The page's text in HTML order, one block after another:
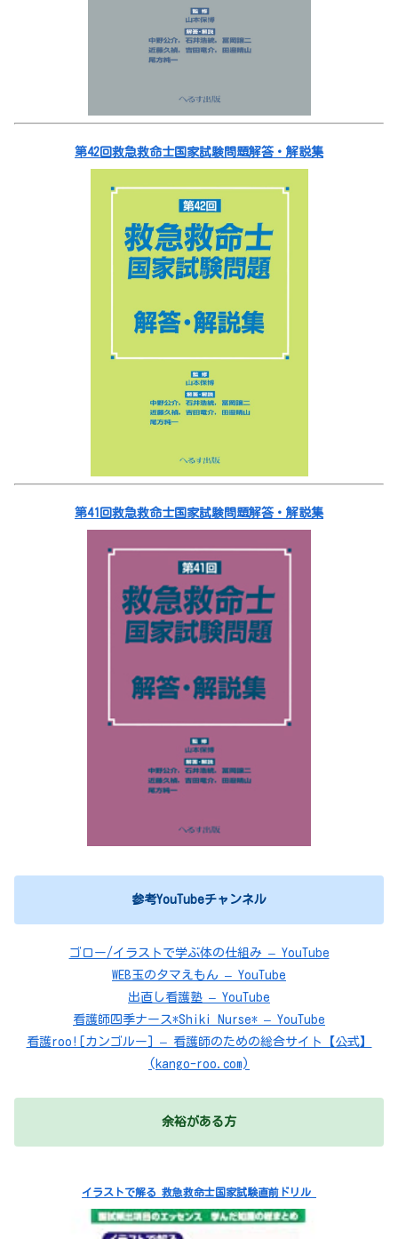
第42回救急救命士国家試験問題解答・解説集
第41回救急救命士国家試験問題解答・解説集
参考YouTubeチャンネル
ゴロー/イラストで学ぶ体の仕組み – YouTube
WEB玉のタマえもん – YouTube
出直し看護塾 – YouTube
看護師四季ナース*Shiki Nurse* – YouTube
看護roo![カンゴルー] – 看護師のための総合サイト【公式】
(kango-roo.com)
余裕がある方
イラストで解る 救急救命士国家試験直前ドリル